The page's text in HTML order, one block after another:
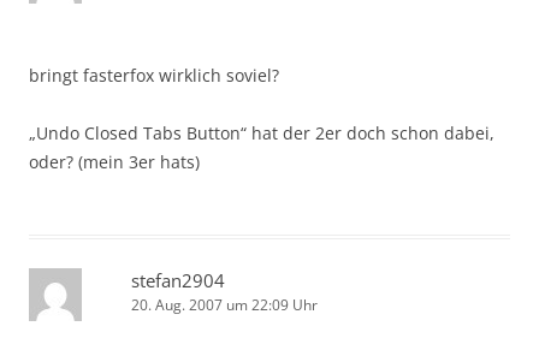
bringt fasterfox wirklich soviel?
„Undo Closed Tabs Button“ hat der 2er doch schon dabei,
oder? (mein 3er hats)
stefan2904
20. Aug. 2007 um 22:09 Uhr